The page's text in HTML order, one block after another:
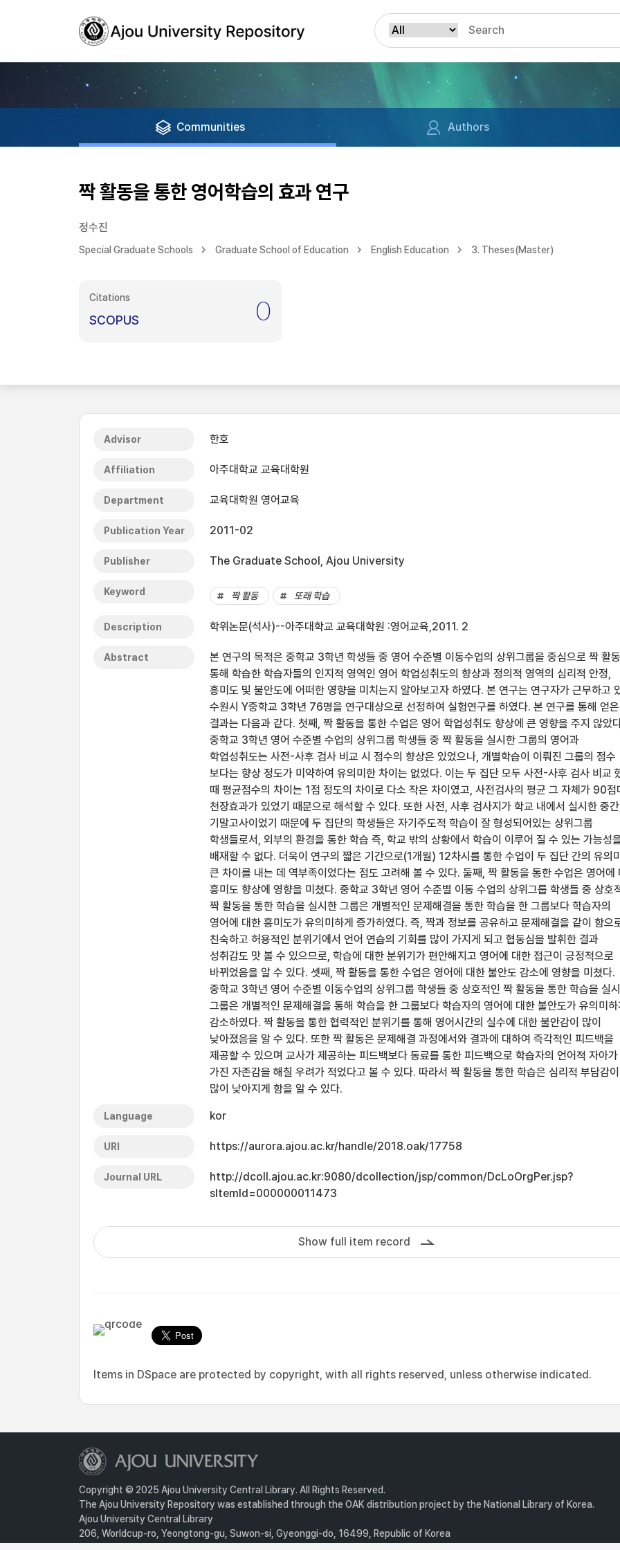
Communities Authors
짝 활동을 통한 영어학습의 효과 연구
정수진
Special Graduate Schools Graduate School of Education English Education 3. Theses(Master)
Citations
SCOPUS 0
Advisor 한호
Affiliation 아주대학교 교육대학원
Department 교육대학원 영어교육
Publication Year 2011-02
Publisher The Graduate School, Ajou University
Keyword 짝 활동 또래 학습
Description 학위논문(석사)--아주대학교 교육대학원 :영어교육,2011. 2
Abstract
본 연구의 목적은 중학교 3학년 학생들 중 영어 수준별 이동수업의 상위그룹을 중심으로 짝 활
통해 학습한 학습자들의 인지적 영역인 영어 학업성취도의 향상과 정의적 영역의 심리적 안정,
흥미도 및 불안도에 어떠한 영향을 미치는지 알아보고자 하였다. 본 연구는 연구자가 근무하고
수원시 Y중학교 3학년 76명을 연구대상으로 선정하여 실험연구를 하였다. 본 연구를 통해 얻은
결과는 다음과 같다. 첫째, 짝 활동을 통한 수업은 영어 학업성취도 향상에 큰 영향을 주지 않았
중학교 3학년 영어 수준별 수업의 상위그룹 학생들 중 짝 활동을 실시한 그룹의 영어과
학업성취도는 사전-사후 검사 비교 시 점수의 향상은 있었으나, 개별학습이 이뤄진 그룹의 점수
보다는 향상 정도가 미약하여 유의미한 차이는 없었다. 이는 두 집단 모두 사전-사후 검사 비교
때 평균점수의 차이는 1점 정도의 차이로 다소 작은 차이였고, 사전검사의 평균 그 자체가 90점
천장효과가 있었기 때문으로 해석할 수 있다. 또한 사전, 사후 검사지가 학교 내에서 실시한 중
기말고사이었기 때문에 두 집단의 학생들은 자기주도적 학습이 잘 형성되어있는 상위그룹
학생들로서, 외부의 환경을 통한 학습 즉, 학교 밖의 상황에서 학습이 이루어 질 수 있는 가능성
배재할 수 없다. 더욱이 연구의 짧은 기간으로(1개월) 12차시를 통한 수업이 두 집단 간의 유의
큰 차이를 내는 데 역부족이었다는 점도 고려해 볼 수 있다. 둘째, 짝 활동을 통한 수업은 영어에
흥미도 향상에 영향을 미쳤다. 중학교 3학년 영어 수준별 이동 수업의 상위그룹 학생들 중 상호
짝 활동을 통한 학습을 실시한 그룹은 개별적인 문제해결을 통한 학습을 한 그룹보다 학습자의
영어에 대한 흥미도가 유의미하게 증가하였다. 즉, 짝과 정보를 공유하고 문제해결을 같이 함으
친숙하고 허용적인 분위기에서 언어 연습의 기회를 많이 가지게 되고 협동심을 발휘한 결과
성취감도 맛 볼 수 있으므로, 학습에 대한 분위기가 편안해지고 영어에 대한 접근이 긍정적으로
바뀌었음을 알 수 있다. 셋째, 짝 활동을 통한 수업은 영어에 대한 불안도 감소에 영향을 미쳤다.
중학교 3학년 영어 수준별 이동수업의 상위그룹 학생들 중 상호적인 짝 활동을 통한 학습을 실
그룹은 개별적인 문제해결을 통해 학습을 한 그룹보다 학습자의 영어에 대한 불안도가 유의미
감소하였다. 짝 활동을 통한 협력적인 분위기를 통해 영어시간의 실수에 대한 불안감이 많이
낮아졌음을 알 수 있다. 또한 짝 활동은 문제해결 과정에서와 결과에 대하여 즉각적인 피드백을
제공할 수 있으며 교사가 제공하는 피드백보다 동료를 통한 피드백으로 학습자의 언어적 자아가
가진 자존감을 해칠 우려가 적었다고 볼 수 있다. 따라서 짝 활동을 통한 학습은 심리적 부담감이
많이 낮아지게 함을 알 수 있다.
Language kor
URI https://aurora.ajou.ac.kr/handle/2018.oak/17758
Journal URL
http://dcoll.ajou.ac.kr:9080/dcollection/jsp/common/DcLoOrgPer.jsp?
sItemId=000000011473
Show full item record
Items in DSpace are protected by copyright, with all rights reserved, unless otherwise indicated.
Copyright © 2025 Ajou University Central Library. All Rights Reserved.
The Ajou University Repository was established through the OAK distribution project by the National Library of Korea.
Ajou University Central Library
206, Worldcup-ro, Yeongtong-gu, Suwon-si, Gyeonggi-do, 16499, Republic of Korea